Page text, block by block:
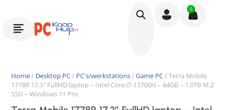
0
Home/ Desktop PC/ PC's/werkstations/Game PC/ Terra Mobile
1778R 17.3″ FullHD laptop – Intel Core i7-13700H – 64GB – 1.0TB M.2
SSD – Windows 11 Pro